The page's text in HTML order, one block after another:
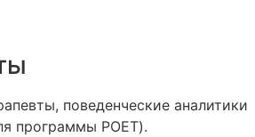
поведенческие аналитики
программы POET).